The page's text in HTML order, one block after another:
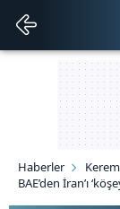
Haberler
BAE’den İran’ı